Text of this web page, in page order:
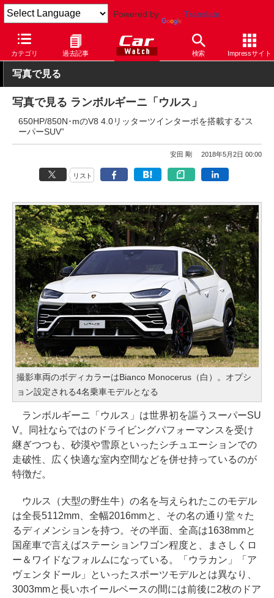
Powered by Translate
カテゴリ 過去記事 検索 Impressサイト
Car Watch 自動車 ランボルギーニ
写真で見る
写真で見る ランボルギーニ「ウルス」
650HP/850N･mのV8 4.0リッターツインターボを搭載する“ス
ーパーSUV”
安田 剛 2018年5月2日 00:00
リスト
撮影車両のボディカラーはBianco Monocerus（白）。オプシ
ョン設定される4名乗車モデルとなる
ランボルギーニ「ウルス」は世界初を謳うスーパーSU
V。同社ならではのドライビングパフォーマンスを受け
継ぎつつも、砂漠や雪原といったシチュエーションでの
走破性、広く快適な室内空間などを併せ持っているのが
特徴だ。
ウルス（大型の野生牛）の名を与えられたこのモデル
は全長5112mm、全幅2016mmと、その名の通り堂々た
るディメンションを持つ。その半面、全高は1638mmと
国産車で言えばステーションワゴン程度と、まさしくロ
ー＆ワイドなフォルムになっている。「ウラカン」「ア
ヴェンタドール」といったスポーツモデルとは異なり、
3003mmと長いホイールベースの間には前後に2枚のドア